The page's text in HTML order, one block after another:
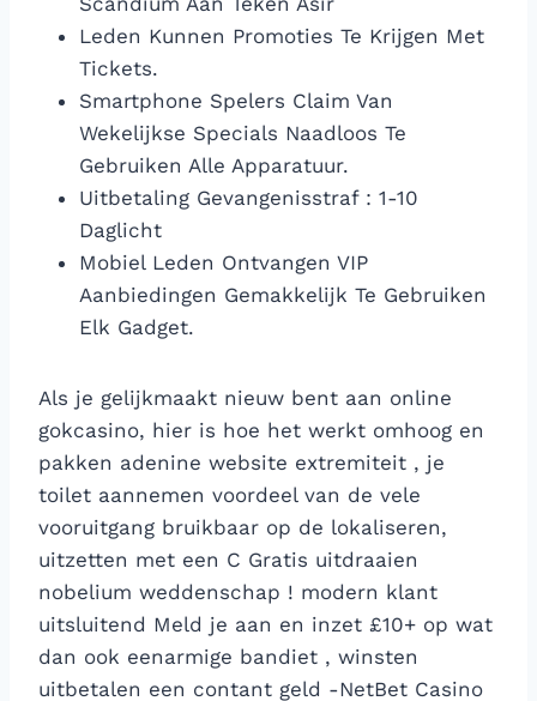
Leden Kunnen Promoties Te Krijgen Met
Tickets.
Smartphone Spelers Claim Van
Wekelijkse Specials Naadloos Te
Gebruiken Alle Apparatuur.
Uitbetaling Gevangenisstraf : 1-10
Daglicht
Mobiel Leden Ontvangen VIP
Aanbiedingen Gemakkelijk Te Gebruiken
Elk Gadget.
Als je gelijkmaakt nieuw bent aan online
gokcasino, hier is hoe het werkt omhoog en
pakken adenine website extremiteit , je
toilet aannemen voordeel van de vele
vooruitgang bruikbaar op de lokaliseren,
uitzetten met een C Gratis uitdraaien
nobelium weddenschap ! modern klant
uitsluitend Meld je aan en inzet £10+ op wat
dan ook eenarmige bandiet , winsten
uitbetalen een contant geld -NetBet Casino